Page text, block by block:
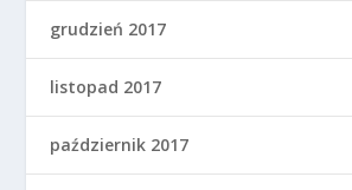
grudzień 2017
listopad 2017
październik 2017